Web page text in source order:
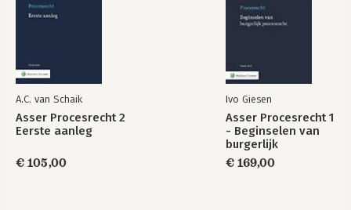
A.C. van Schaik
Asser Procesrecht 2
Eerste aanleg
€ 105,00
Ivo Giesen
Asser Procesrecht 1
- Beginselen van
burgerlijk
procesrecht
€ 169,00